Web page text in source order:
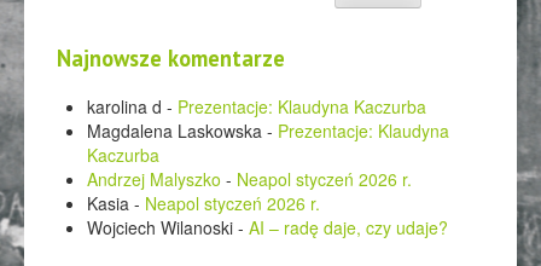
Najnowsze komentarze
karolina d - Prezentacje: Klaudyna Kaczurba
Magdalena Laskowska - Prezentacje: Klaudyna
Kaczurba
Andrzej Malyszko - Neapol styczeń 2026 r.
Kasia - Neapol styczeń 2026 r.
Wojciech Wilanoski -AI – radę daje, czy udaje?